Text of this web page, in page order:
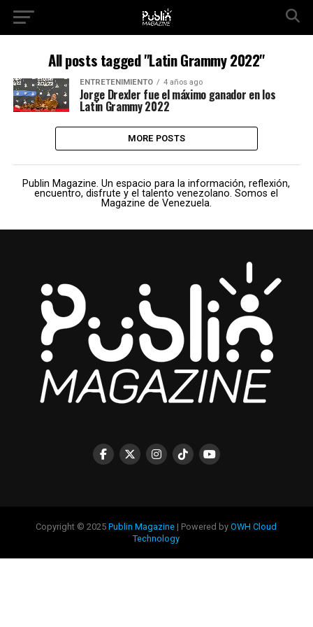
All posts tagged "Latin Grammy 2022"
ENTRETENIMIENTO 4 años ago
Jorge Drexler fue el máximo ganador en los
Latin Grammy 2022
MORE POSTS
Publin Magazine. Un espacio para la información, reflexión,
encuentro, disfrute y el talento venezolano. Somos el
Magazine de Venezuela.
Copyright © 2025Publin Magazine | Powered byOWH Cloud
Technology